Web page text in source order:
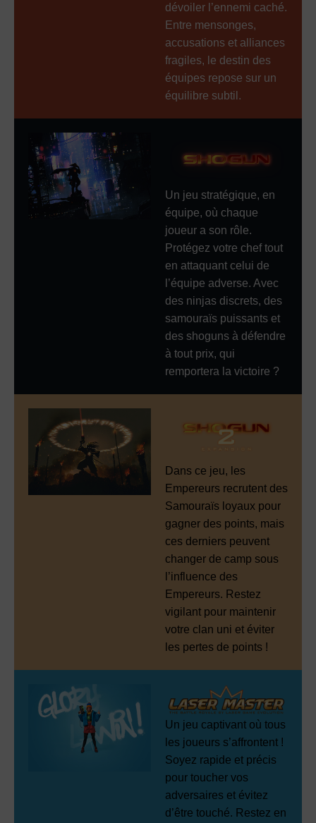
dévoiler l’ennemi caché.
Entre mensonges,
accusations et alliances
fragiles, le destin des
équipes repose sur un
équilibre subtil.
Un jeu stratégique, en
équipe, où chaque
joueur a son rôle.
Protégez votre chef tout
en attaquant celui de
l’équipe adverse. Avec
des ninjas discrets, des
samouraïs puissants et
des shoguns à défendre
à tout prix, qui
remportera la victoire ?
Dans ce jeu, les
Empereurs recrutent des
Samouraïs loyaux pour
gagner des points, mais
ces derniers peuvent
changer de camp sous
l’influence des
Empereurs. Restez
vigilant pour maintenir
votre clan uni et éviter
les pertes de points !
Un jeu captivant où tous
les joueurs s’affrontent !
Soyez rapide et précis
pour toucher vos
adversaires et évitez
d’être touché. Restez en